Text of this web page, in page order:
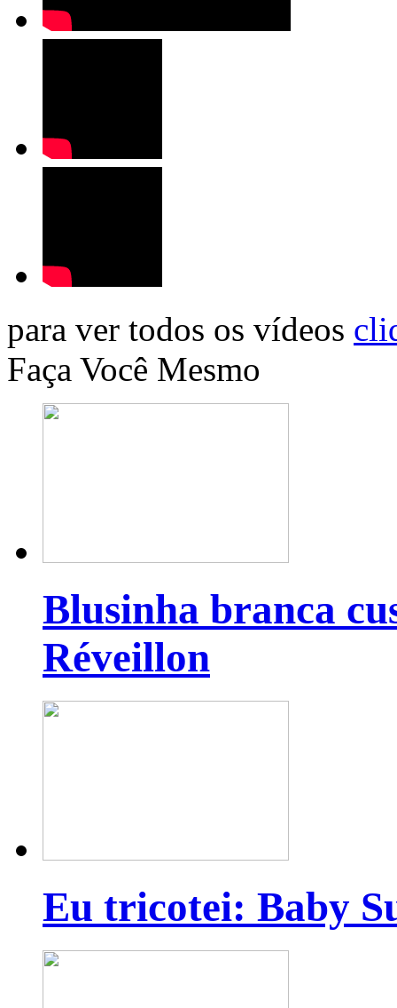
para ver todos os vídeos
Faça Você Mesmo
Blusinha branca
Réveillon
Eu tricotei: Baby